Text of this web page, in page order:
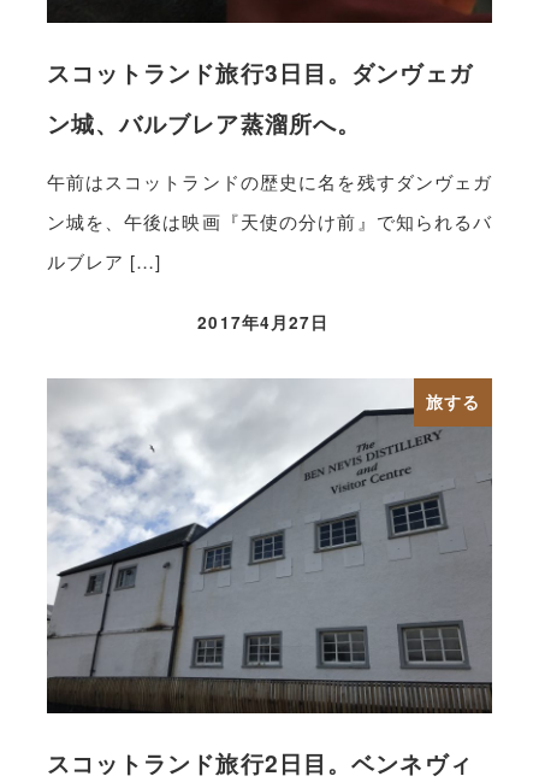
スコットランド旅行3日目。ダンヴェガ
ン城、バルブレア蒸溜所へ。
午前はスコットランドの歴史に名を残すダンヴェガ
ン城を、午後は映画『天使の分け前』で知られるバ
ルブレア […]
2017年4月27日
旅する
スコットランド旅行2日目。ベンネヴィ